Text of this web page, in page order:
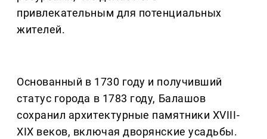
привлекательным для потенциальных
жителей.
Основанный в 1730 году и получивший
статус города в 1783 году, Балашов
сохранил архитектурные памятники XVIII-
XIX веков, включая дворянские усадьбы.